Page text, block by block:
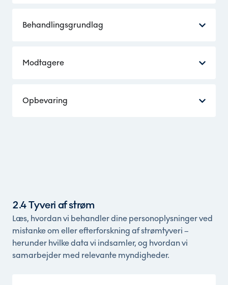
Behandlingsgrundlag
Modtagere
Opbevaring
2.4 Tyveri af strøm
Læs, hvordan vi behandler dine personoplysninger ved
mistanke om eller efterforskning af strømtyveri –
herunder hvilke data vi indsamler, og hvordan vi
samarbejder med relevante myndigheder.